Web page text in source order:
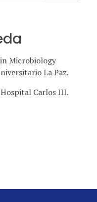
Microbiology
La Paz.
Carlos III.